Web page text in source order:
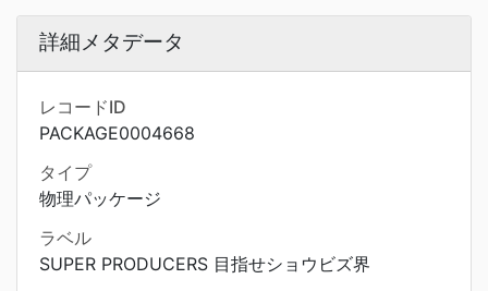
詳細メタデータ
レコードID
PACKAGE0004668
タイプ
物理パッケージ
ラベル
SUPER PRODUCERS 目指せショウビズ界